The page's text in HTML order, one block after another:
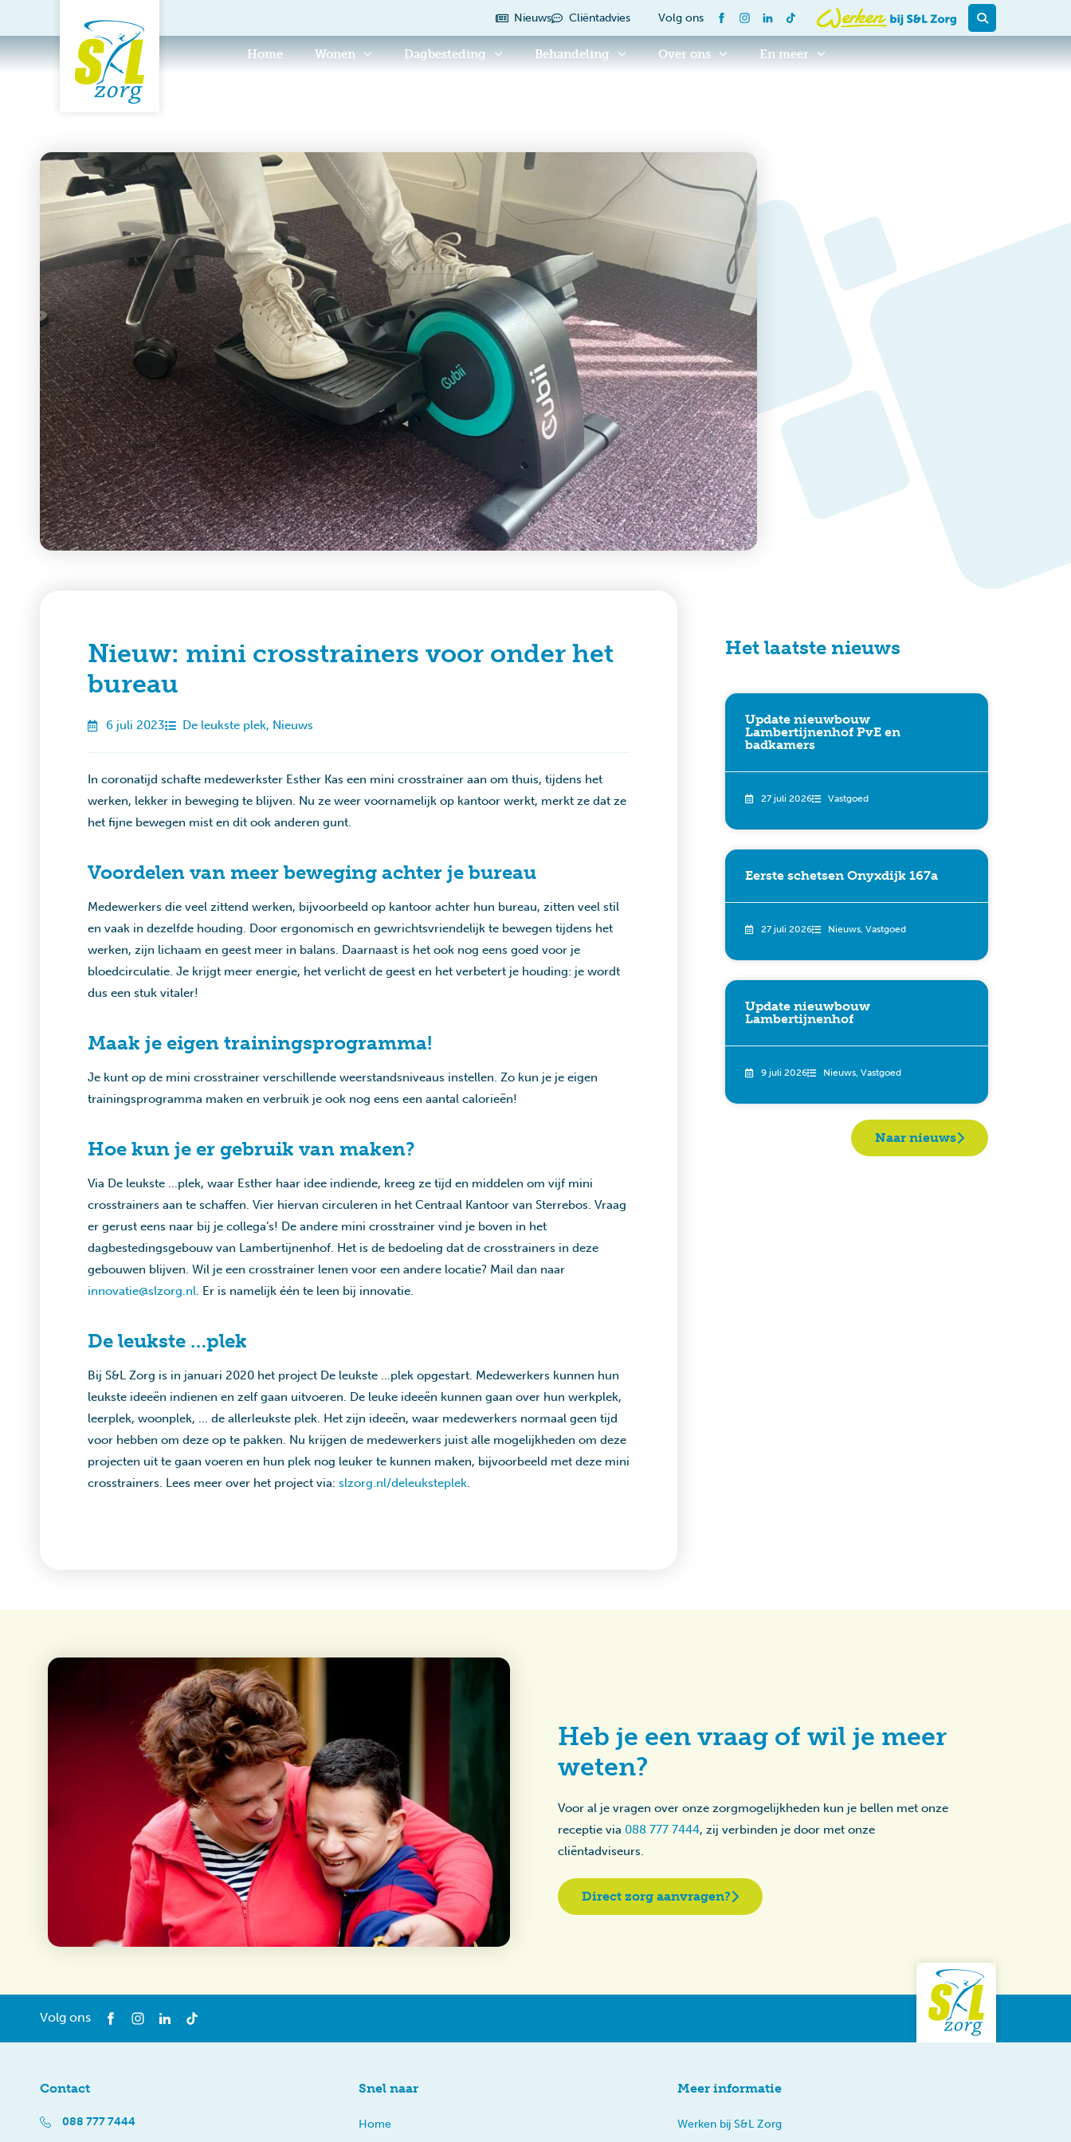
Nieuws Cliëntadvies Volg ons
Home Wonen Dagbesteding Behandeling Over ons En meer
Nieuw: mini crosstrainers voor onder het
bureau
6 juli 2023 De leukste plek, Nieuws
In coronatijd schafte medewerkster Esther Kas een mini crosstrainer aan om thuis, tijdens het
werken, lekker in beweging te blijven. Nu ze weer voornamelijk op kantoor werkt, merkt ze dat ze
het fijne bewegen mist en dit ook anderen gunt.
Voordelen van meer beweging achter je bureau
Medewerkers die veel zittend werken, bijvoorbeeld op kantoor achter hun bureau, zitten veel stil
en vaak in dezelfde houding. Door ergonomisch en gewrichtsvriendelijk te bewegen tijdens het
werken, zijn lichaam en geest meer in balans. Daarnaast is het ook nog eens goed voor je
bloedcirculatie. Je krijgt meer energie, het verlicht de geest en het verbetert je houding: je wordt
dus een stuk vitaler!
Maak je eigen trainingsprogramma!
Je kunt op de mini crosstrainer verschillende weerstandsniveaus instellen. Zo kun je je eigen
trainingsprogramma maken en verbruik je ook nog eens een aantal calorieën!
Hoe kun je er gebruik van maken?
Via De leukste …plek, waar Esther haar idee indiende, kreeg ze tijd en middelen om vijf mini
crosstrainers aan te schaffen. Vier hiervan circuleren in het Centraal Kantoor van Sterrebos. Vraag
er gerust eens naar bij je collega’s! De andere mini crosstrainer vind je boven in het
dagbestedingsgebouw van Lambertijnenhof. Het is de bedoeling dat de crosstrainers in deze
gebouwen blijven. Wil je een crosstrainer lenen voor een andere locatie? Mail dan naar
innovatie@slzorg.nl. Er is namelijk één te leen bij innovatie.
De leukste …plek
Bij S&L Zorg is in januari 2020 het project De leukste …plek opgestart. Medewerkers kunnen hun
leukste ideeën indienen en zelf gaan uitvoeren. De leuke ideeën kunnen gaan over hun werkplek,
leerplek, woonplek, … de allerleukste plek. Het zijn ideeën, waar medewerkers normaal geen tijd
voor hebben om deze op te pakken. Nu krijgen de medewerkers juist alle mogelijkheden om deze
projecten uit te gaan voeren en hun plek nog leuker te kunnen maken, bijvoorbeeld met deze mini
crosstrainers. Lees meer over het project via: slzorg.nl/deleuksteplek.
Het laatste nieuws
Update nieuwbouw
Lambertijnenhof PvE en
badkamers
27 juli 2026 Vastgoed
Eerste schetsen Onyxdijk 167a
27 juli 2026 Nieuws, Vastgoed
Update nieuwbouw
Lambertijnenhof
9 juli 2026 Nieuws, Vastgoed
Naar nieuws
Heb je een vraag of wil je meer
weten?
Voor al je vragen over onze zorgmogelijkheden kun je bellen met onze
receptie via 088 777 7444, zij verbinden je door met onze
cliëntadviseurs.
Direct zorg aanvragen?
Volg ons
Contact
088 777 7444
Snel naar
Home
Meer informatie
Werken bij S&L Zorg